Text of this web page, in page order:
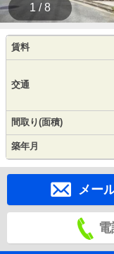
1 / 8
賃料
交通
間取り(面積)
築年月
メー